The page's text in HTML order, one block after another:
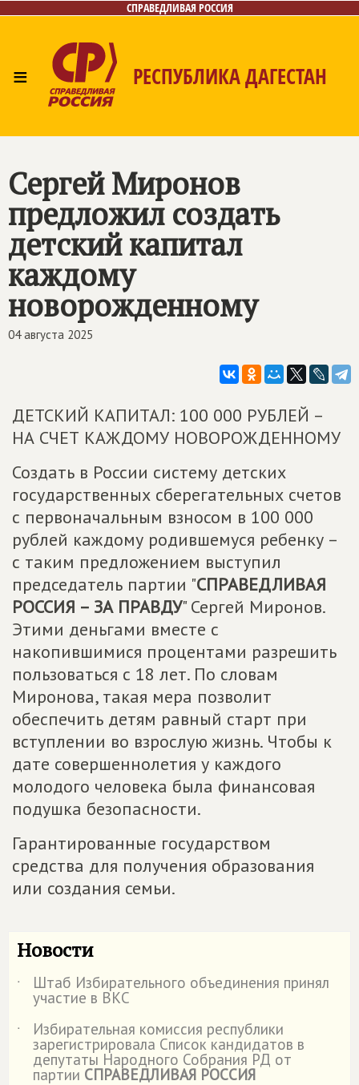
СПРАВЕДЛИВАЯ РОССИЯ
≡ РЕСПУБЛИКА ДАГЕСТАН
Сергей Миронов
предложил создать
детский капитал
каждому
новорожденному
04 августа 2025
ДЕТСКИЙ КАПИТАЛ: 100 000 РУБЛЕЙ –
НА СЧЕТ КАЖДОМУ НОВОРОЖДЕННОМУ
Создать в России систему детских
государственных сберегательных счетов
с первоначальным взносом в 100 000
рублей каждому родившемуся ребенку –
с таким предложением выступил
председатель партии "СПРАВЕДЛИВАЯ
РОССИЯ – ЗА ПРАВДУ" Сергей Миронов.
Этими деньгами вместе с
накопившимися процентами разрешить
пользоваться с 18 лет. По словам
Миронова, такая мера позволит
обеспечить детям равный старт при
вступлении во взрослую жизнь. Чтобы к
дате совершеннолетия у каждого
молодого человека была финансовая
подушка безопасности.
Гарантированные государством
средства для получения образования
или создания семьи.
Новости
˙ Штаб Избирательного объединения принял
участие в ВКС
˙
Избирательная комиссия республики
зарегистрировала Список кандидатов в
депутаты Народного Собрания РД от
партии СПРАВЕДЛИВАЯ РОССИЯ